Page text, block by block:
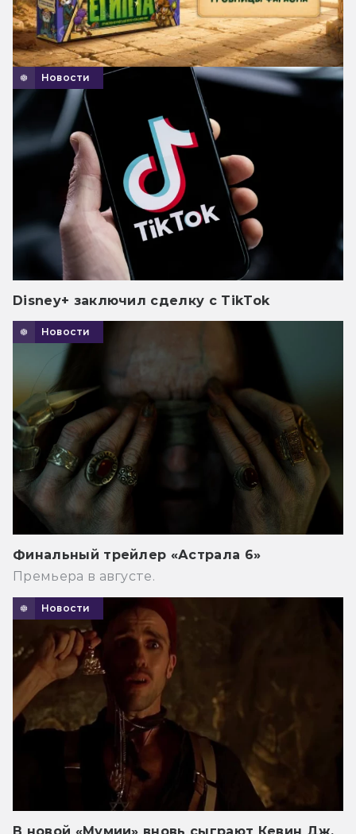
Новости
Disney+ заключил сделку с TikTok
Новости
Финальный трейлер «Астрала 6»
Премьера в августе.
Новости